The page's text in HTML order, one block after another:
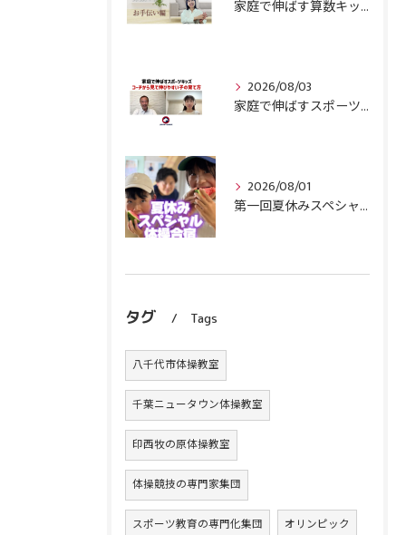
家庭で伸ばす算数キッズ８月号配信しました！
2026/08/03
家庭で伸ばすスポーツキッズ『コーチから見て伸びやすい子』の育て方
2026/08/01
第一回夏休みスペシャル体操合宿終了！
タグ Tags
八千代市体操教室
千葉ニュータウン体操教室
印西牧の原体操教室
体操競技の専門家集団
スポーツ教育の専門化集団 オリンピック